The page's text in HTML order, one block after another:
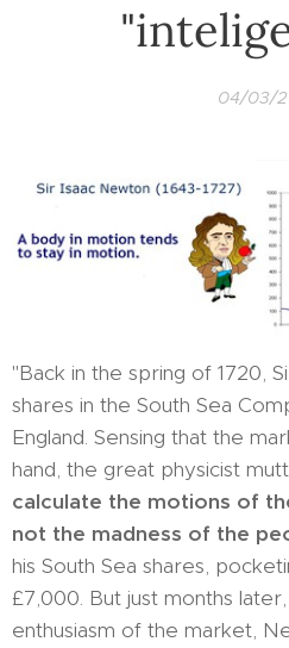
04/03/
"Back in the spring of 1720,
shares in the South Sea
England. Sensing that the
hand, the great physicist
calculate the motions of
not the madness of the
his South Sea shares,
£7,000. But just months
enthusiasm of the market,